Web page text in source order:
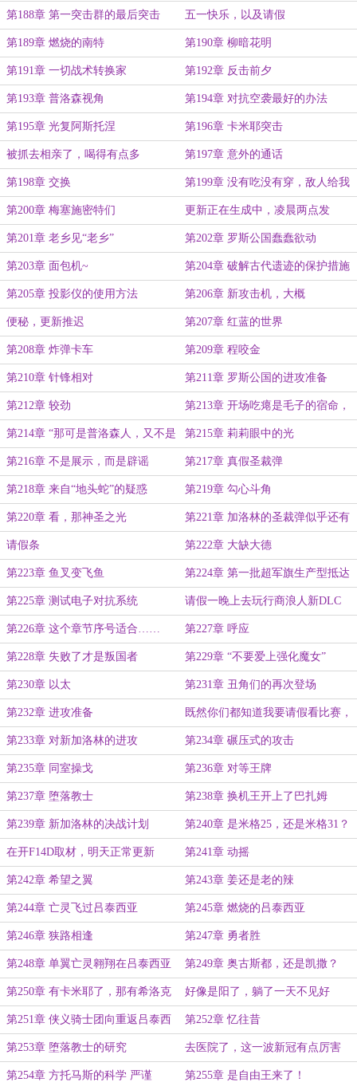
第188章 第一突击群的最后突击 五一快乐，以及请假
第189章 燃烧的南特 第190章 柳暗花明
第191章 一切战术转换家 第192章 反击前夕
第193章 普洛森视角 第194章 对抗空袭最好的办法
第195章 光复阿斯托涅 第196章 卡米耶突击
被抓去相亲了，喝得有点多 第197章 意外的通话
第198章 交换 第199章 没有吃没有穿，敌人给我
们造
第200章 梅塞施密特们 更新正在生成中，凌晨两点发
第201章 老乡见“老乡” 第202章 罗斯公国蠢蠢欲动
第203章 面包机~ 第204章 破解古代遗迹的保护措施
第205章 投影仪的使用方法 第206章 新攻击机，大概
便秘，更新推迟 第207章 红蓝的世界
第208章 炸弹卡车 第209章 程咬金
第210章 针锋相对 第211章 罗斯公国的进攻准备
第212章 较劲 第213章 开场吃瘪是毛子的宿命，
吗？
第214章 “那可是普洛森人，又不是
殿下”
第215章 莉莉眼中的光
第216章 不是展示，而是辟谣 第217章 真假圣裁弹
第218章 来自“地头蛇”的疑惑 第219章 勾心斗角
第220章 看，那神圣之光 第221章 加洛林的圣裁弹似乎还有
精神攻击效果啊
请假条 第222章 大缺大德
第223章 鱼叉变飞鱼 第224章 第一批超军旗生产型抵达
白色基地
第225章 测试电子对抗系统 请假一晚上去玩行商浪人新DLC
第226章 这个章节序号适合…… 第227章 呼应
第228章 失败了才是叛国者 第229章 “不要爱上强化魔女”
第230章 以太 第231章 丑角们的再次登场
第232章 进攻准备 既然你们都知道我要请假看比赛，
那请假吧。
第233章 对新加洛林的进攻 第234章 碾压式的攻击
第235章 同室操戈 第236章 对等王牌
第237章 堕落教士 第238章 换机王开上了巴扎姆
第239章 新加洛林的决战计划 第240章 是米格25，还是米格31？
在开F14D取材，明天正常更新 第241章 动摇
第242章 希望之翼 第243章 姜还是老的辣
第244章 亡灵飞过吕泰西亚 第245章 燃烧的吕泰西亚
第246章 狭路相逢 第247章 勇者胜
第248章 单翼亡灵翱翔在吕泰西亚
上空
第249章 奥古斯都，还是凯撒？
第250章 有卡米耶了，那有希洛克
也很正常吧？
好像是阳了，躺了一天不见好
第251章 侠义骑士团向重返吕泰西
亚的英雄王致敬
第252章 忆往昔
第253章 堕落教士的研究 去医院了，这一波新冠有点厉害
第254章 方托马斯的科学 严谨 第255章 是自由王来了！